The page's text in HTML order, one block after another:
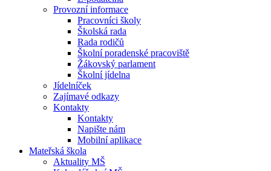
Provozní informace
Pracovníci školy
Školská rada
Rada rodičů
Školní poradenské pracoviště
Žákovský parlament
Školní jídelna
Jídelníček
Zajímavé odkazy
Kontakty
Kontakty
Napište nám
Mobilní aplikace
Mateřská škola
Aktuality MŠ